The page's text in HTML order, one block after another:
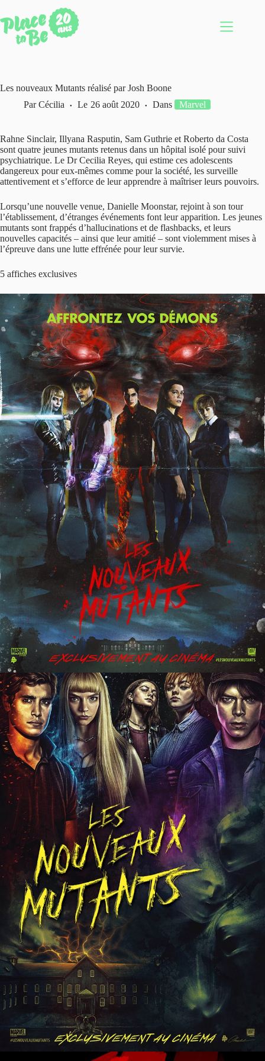
au
contenu
Les nouveaux Mutants réalisé par Josh Boone
Par Cécilia Le 26 août 2020 Dans Marvel
Rahne Sinclair, Illyana Rasputin, Sam Guthrie et Roberto da Costa
sont quatre jeunes mutants retenus dans un hôpital isolé pour suivi
psychiatrique. Le Dr Cecilia Reyes, qui estime ces adolescents
dangereux pour eux-mêmes comme pour la société, les surveille
attentivement et s’efforce de leur apprendre à maîtriser leurs pouvoirs.
Lorsqu’une nouvelle venue, Danielle Moonstar, rejoint à son tour
l’établissement, d’étranges événements font leur apparition. Les jeunes
mutants sont frappés d’hallucinations et de flashbacks, et leurs
nouvelles capacités – ainsi que leur amitié – sont violemment mises à
l’épreuve dans une lutte effrénée pour leur survie.
5 affiches exclusives